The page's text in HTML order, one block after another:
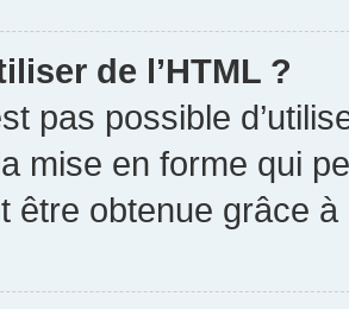
de l’HTML ?
pas possible
mise en forme qui
être obtenue grâce à